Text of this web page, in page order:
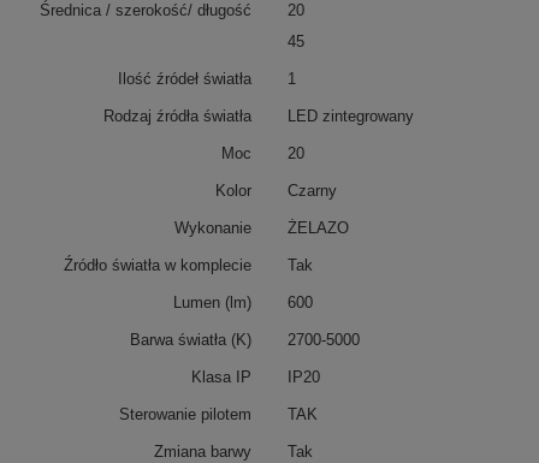
Średnica / szerokość/ długość
20
45
Ilość źródeł światła 1
Rodzaj źródła światła LED zintegrowany
Moc 20
Kolor Czarny
Wykonanie ŻELAZO
Źródło światła w komplecie Tak
Lumen (lm) 600
Barwa światła (K) 2700-5000
Klasa IP IP20
Sterowanie pilotem TAK
Zmiana barwy Tak